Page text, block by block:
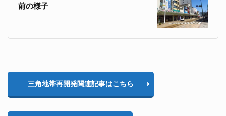
前の様子
三角地帯再開発関連記事はこちら